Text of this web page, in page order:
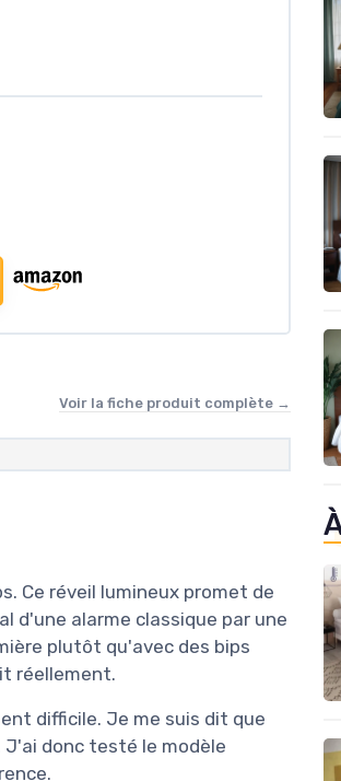
Voir la fiche produit complète →
Ce réveil lumineux promet de
d'une alarme classique par une
plutôt qu'avec des bips
réellement.
difficile. Je me suis dit que
donc testé le modèle